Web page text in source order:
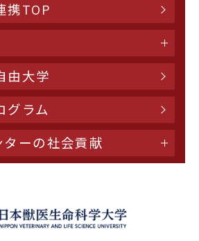
携TOP
由大学
グラム
ーの社会貢献